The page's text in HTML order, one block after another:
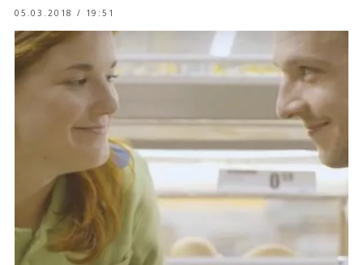
05.03.2018 / 19:51